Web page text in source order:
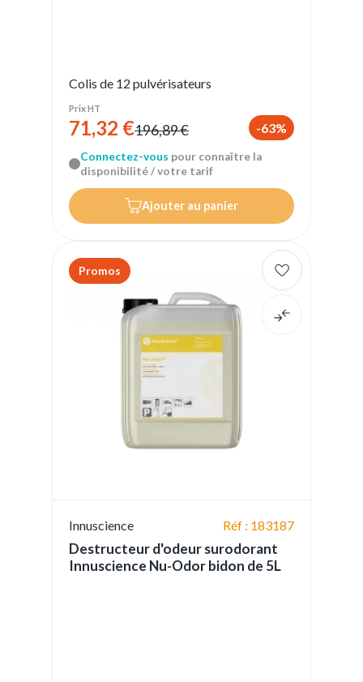
Colis de 12 pulvérisateurs
Prix HT
71,32 €196,89 € -63%
Connectez-vous pour connaître la
disponibilité / votre tarif
Ajouter au panier
Promos
Innuscience Réf : 183187
Destructeur d'odeur surodorant
Innuscience Nu-Odor bidon de 5L